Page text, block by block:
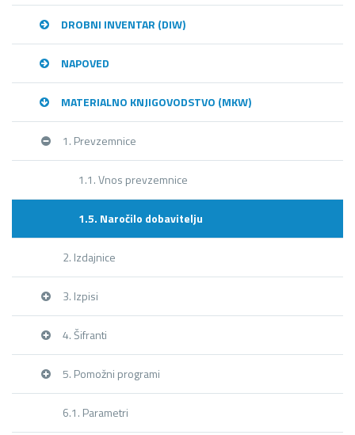
DROBNI INVENTAR (DIW)
NAPOVED
MATERIALNO KNJIGOVODSTVO (MKW)
1. Prevzemnice
1.1. Vnos prevzemnice
1.5. Naročilo dobavitelju
2. Izdajnice
3. Izpisi
4. Šifranti
5. Pomožni programi
6.1. Parametri